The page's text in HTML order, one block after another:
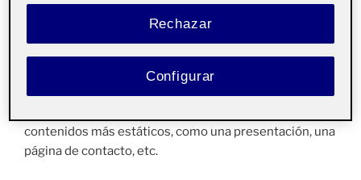
espacio Folio, como esta página de presentación, ya
miembro de la comunidad UOC podrá ver información
relevante que quieras compartir.
contenidos más estáticos, como una presentación, una
página de contacto, etc.
Rechazar
Configurar